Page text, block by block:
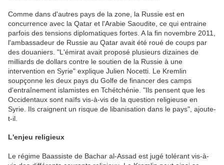
Comme dans d'autres pays de la zone, la Russie est en
concurrence avec la Qatar et l'Arabie Saoudite, ce qui entraine
parfois des tensions diplomatiques fortes. A la fin novembre 2011,
l'ambassadeur de Russie au Qatar avait été roué de coups par
des douaniers. "L'émirat avait proposé plusieurs dizaines de
milliards de dollars contre le soutien de la Russie à une
intervention en Syrie" explique Julien Nocetti. Le Kremlin
soupçonne les deux pays du Golfe de financer des camps
d'entraînement islamistes en Tchétchénie. "Ils pensent que les
Occidentaux sont naïfs vis-à-vis de la question religieuse en
Syrie. Ils craignent un risque de libanisation dans le pays", ajoute-
t-il.
L'enjeu religieux
Le régime Baassiste de Bachar al-Assad est jugé tolérant vis-à-